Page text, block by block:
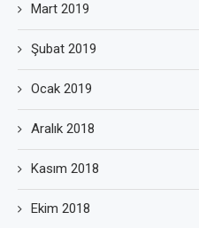
Mart 2019
Şubat 2019
Ocak 2019
Aralık 2018
Kasım 2018
Ekim 2018